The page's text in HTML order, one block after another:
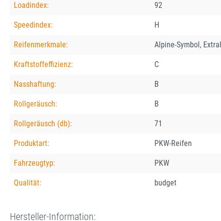
Loadindex: 92
Speedindex: H
Reifenmerkmale: Alpine-Symbol,
Kraftstoffeffizienz: C
Nasshaftung: B
Rollgeräusch: B
Rollgeräusch (db): 71
Produktart: PKW-Reifen
Fahrzeugtyp: PKW
Qualität: budget
Hersteller-Information: